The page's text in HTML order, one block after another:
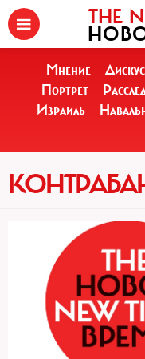
THE
Мнение
Портрет
Израиль